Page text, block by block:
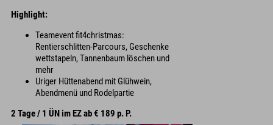
Highlight:
Teamevent fit4christmas:
Rentierschlitten-Parcours, Geschenke
wettstapeln, Tannenbaum löschen und
mehr
Uriger Hüttenabend mit Glühwein,
Abendmenü und Rodelpartie
2 Tage / 1 ÜN im EZ ab € 189 p. P.